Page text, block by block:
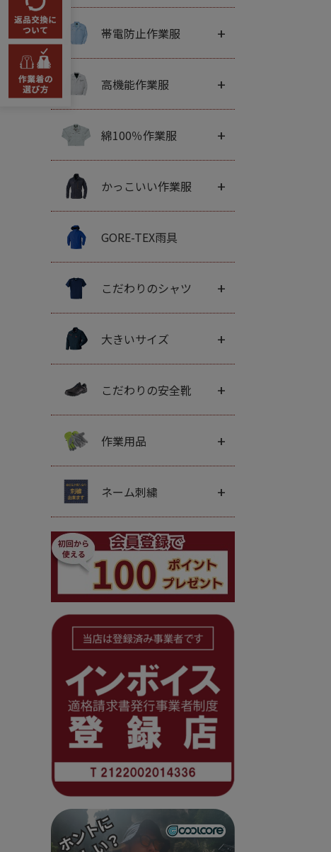
帯電防止作業服 +
高機能作業服 +
綿100％作業服 +
かっこいい作業服 +
GORE-TEX雨具
こだわりのシャツ +
大きいサイズ +
こだわりの安全靴 +
作業用品 +
ネーム刺繍 +